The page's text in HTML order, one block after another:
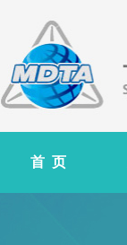
首 页